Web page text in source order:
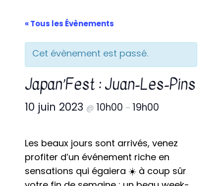
« Tous les Évènements
Cet évènement est passé.
Japan’Fest : Juan-Les-Pins
10 juin 2023 @ 10h00 – 19h00
Les beaux jours sont arrivés, venez
profiter d’un événement riche en
sensations qui égaiera ☀️ à coup sûr